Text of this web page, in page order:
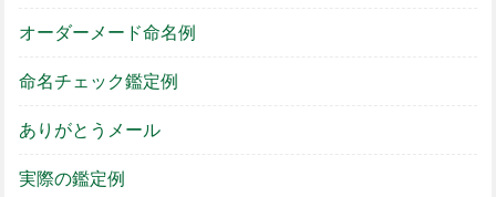
オーダーメード命名例
命名チェック鑑定例
ありがとうメール
実際の鑑定例